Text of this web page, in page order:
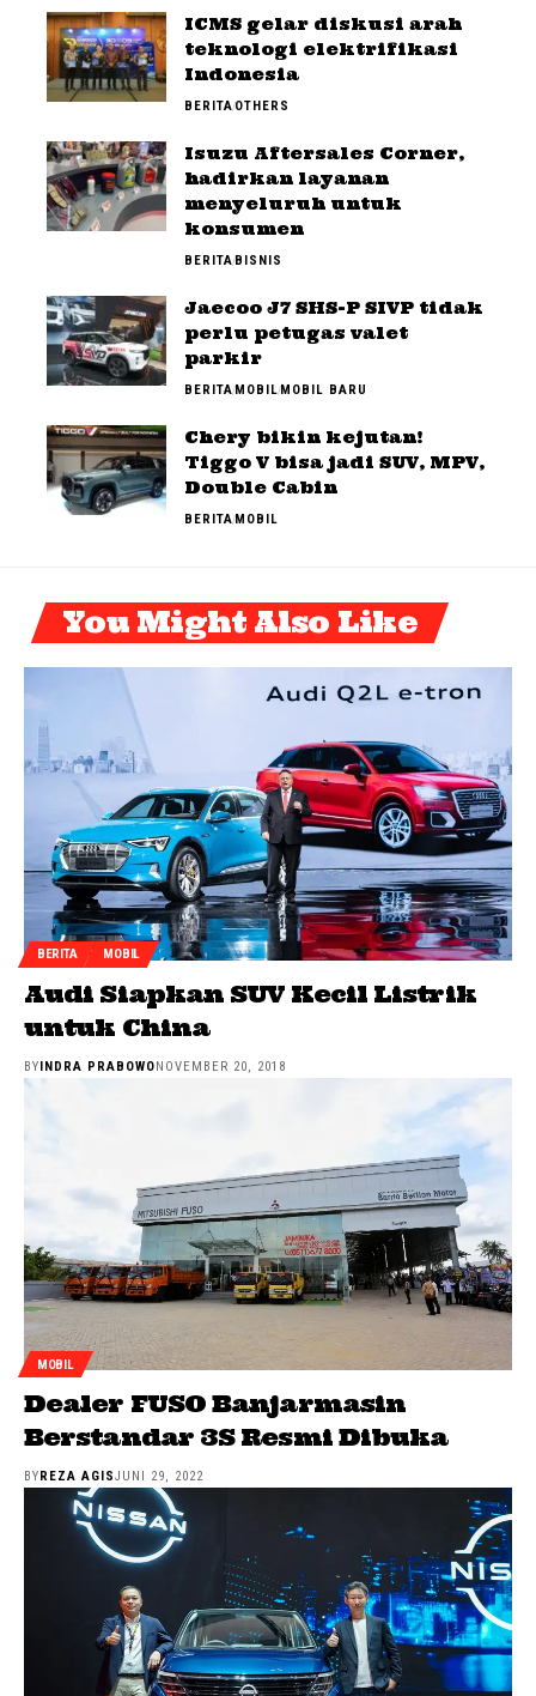
ICMS gelar diskusi arah
teknologi elektrifikasi
Indonesia
BERITAOTHERS
Isuzu Aftersales Corner,
hadirkan layanan
menyeluruh untuk
konsumen
BERITABISNIS
Jaecoo J7 SHS-P SIVP tidak
perlu petugas valet
parkir
BERITAMOBILMOBIL BARU
Chery bikin kejutan!
Tiggo V bisa jadi SUV, MPV,
Double Cabin
BERITAMOBIL
You Might Also Like
BERITA MOBIL
Audi Siapkan SUV Kecil Listrik
untuk China
BYINDRA PRABOWONOVEMBER 20, 2018
MOBIL
Dealer FUSO Banjarmasin
Berstandar 3S Resmi Dibuka
BY REZA AGISJUNI 29, 2022